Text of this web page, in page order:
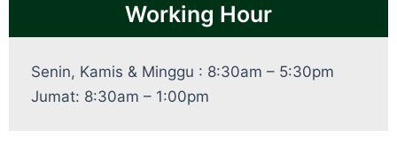
Working Hour
Senin, Kamis & Minggu : 8:30am – 5:30pm
Jumat: 8:30am – 1:00pm